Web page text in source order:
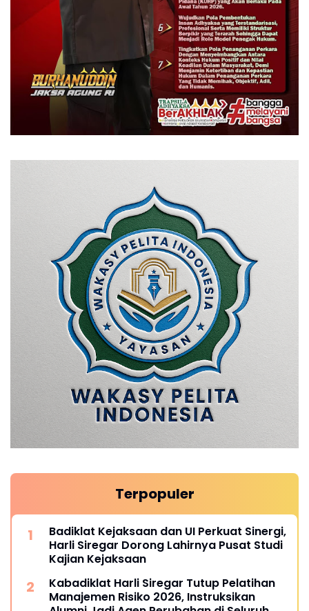
Terpopuler
Badiklat Kejaksaan dan UI Perkuat Sinergi,
Harli Siregar Dorong Lahirnya Pusat Studi
Kajian Kejaksaan
Kabadiklat Harli Siregar Tutup Pelatihan
Manajemen Risiko 2026, Instruksikan